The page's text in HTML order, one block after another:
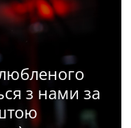
з нами за